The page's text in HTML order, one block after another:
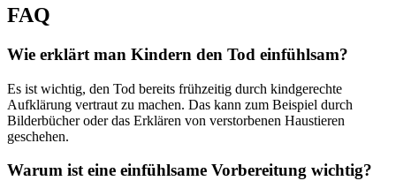
FAQ
Wie erklärt man Kindern den Tod einfühlsam?
Es ist wichtig, den Tod bereits frühzeitig durch kindgerechte
Aufklärung vertraut zu machen. Das kann zum Beispiel durch
Bilderbücher oder das Erklären von verstorbenen Haustieren
geschehen.
Warum ist eine einfühlsame Vorbereitung wichtig?